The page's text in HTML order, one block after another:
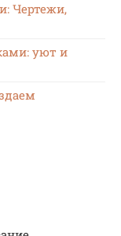
Чертежи,
уют и